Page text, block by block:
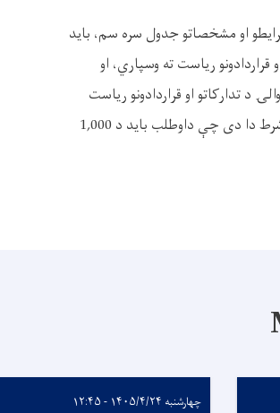
او مشخصاتو جدول سره سم، باید
ریاست ته وسپاري، او
د مزار شریف ښاروالۍ د تدارکاتو او قراردادونو ریاست
دفتر ته مراجعه وکړي او شرایط او مقررات او مشخصات بیاکتنه وکړي. د نه ساتلو شرط دا دی چې داوطلب باید د 1,000
چهارشنبه ۱۴۰۵/۴/۲۴ - ۱۲:۴۵